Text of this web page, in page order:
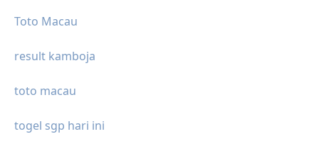
Toto Macau
result kamboja
toto macau
togel sgp hari ini